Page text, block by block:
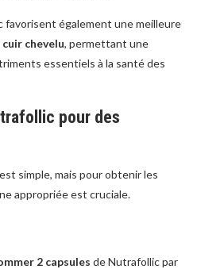
également une meilleure
chevelu, permettant une
essentiels à la santé des
pour des
simple, mais pour obtenir les
appropriée est cruciale.
2 capsules de Nutrafollic par